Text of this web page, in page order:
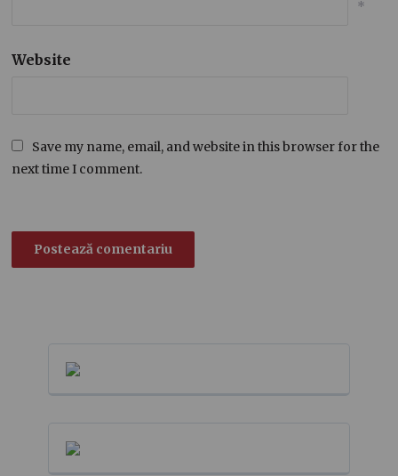
*
Website
Save my name, email, and website in this browser for the
next time I comment.